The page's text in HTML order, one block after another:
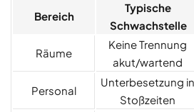
Bereich
Typische
Schwachstelle
Räume
Keine Trennung
akut/wartend
Personal
Unterbesetzung in
Stoßzeiten